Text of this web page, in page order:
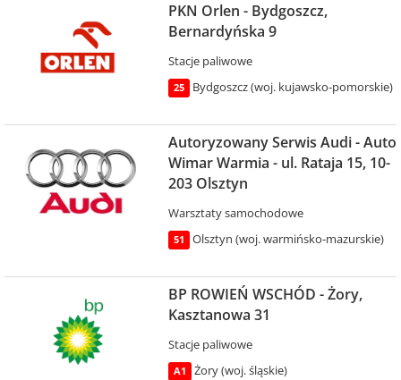
PKN Orlen - Bydgoszcz,
Bernardyńska 9
Stacje paliwowe
25 Bydgoszcz (woj. kujawsko-pomorskie)
Autoryzowany Serwis Audi - Auto
Wimar Warmia - ul. Rataja 15, 10-
203 Olsztyn
Warsztaty samochodowe
51 Olsztyn (woj. warmińsko-mazurskie)
BP ROWIEŃ WSCHÓD - Żory,
Kasztanowa 31
Stacje paliwowe
A1 Żory (woj. śląskie)